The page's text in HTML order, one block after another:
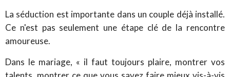
La séduction est importante dans un couple déjà installé.
Ce n'est pas seulement une étape clé de la rencontre
amoureuse.
Dans le mariage, « il faut toujours plaire, montrer vos